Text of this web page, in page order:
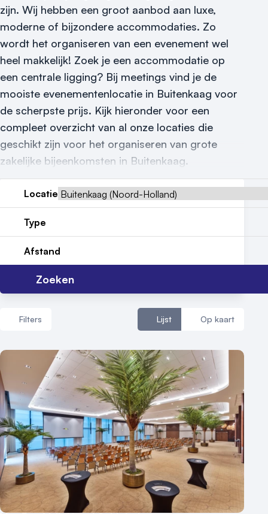
Contact
zijn. Wij hebben een groot aanbod aan luxe,
moderne of bijzondere accommodaties. Zo
wordt het organiseren van een evenement wel
heel makkelijk! Zoek je een accommodatie op
een centrale ligging? Bij meetings vind je de
mooiste evenementenlocatie in Buitenkaag voor
de scherpste prijs. Kijk hieronder voor een
compleet overzicht van al onze locaties die
geschikt zijn voor het organiseren van grote
zakelijke bijeenkomsten in Buitenkaag.
Locatie
Type
Afstand
Zoeken
Filters Lijst Op kaart
Aantal zalen
1 - 5 zalen
6 - 10 zalen
10 of meer zalen
Aantal personen
1 - 50 personen
50 - 100 personen
100 - 250 personen